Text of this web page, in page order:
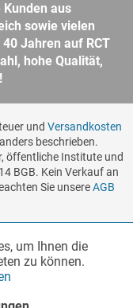
aus
sowie vielen
Jahren auf RCT
hohe Qualität,
und Versandkosten
beschrieben.
öffentliche Institute und
BGB. Kein Verkauf an
Sie unsereAGB
Aktiv
um Ihnen die
zu können.